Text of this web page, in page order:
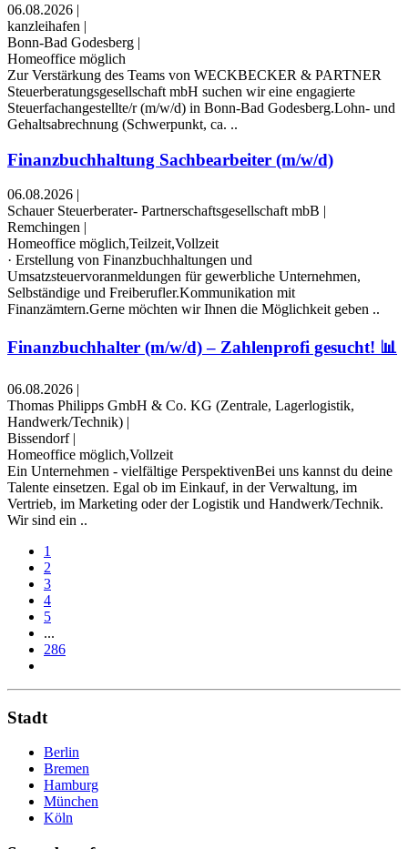
06.08.2026 |
kanzleihafen |
Bonn-Bad Godesberg |
Homeoffice möglich
Zur Verstärkung des Teams von WECKBECKER & PARTNER
Steuerberatungsgesellschaft mbH suchen wir eine engagierte
Steuerfachangestellte/r (m/w/d) in Bonn-Bad Godesberg.Lohn- und
Gehaltsabrechnung (Schwerpunkt, ca. ..
Finanzbuchhaltung Sachbearbeiter (m/w/d)
06.08.2026 |
Schauer Steuerberater- Partnerschaftsgesellschaft mbB |
Remchingen |
Homeoffice möglich,Teilzeit,Vollzeit
· Erstellung von Finanzbuchhaltungen und
Umsatzsteuervoranmeldungen für gewerbliche Unternehmen,
Selbständige und Freiberufler.Kommunikation mit
Finanzämtern.Gerne möchten wir Ihnen die Möglichkeit geben ..
Finanzbuchhalter (m/w/d) – Zahlenprofi gesucht! 📊
06.08.2026 |
Thomas Philipps GmbH & Co. KG (Zentrale, Lagerlogistik,
Handwerk/Technik) |
Bissendorf |
Homeoffice möglich,Vollzeit
Ein Unternehmen - vielfältige PerspektivenBei uns kannst du deine
Talente einsetzen. Egal ob im Einkauf, in der Verwaltung, im
Vertrieb, im Marketing oder der Logistik und Handwerk/Technik.
Wir sind ein ..
1
2
3
4
5
...
286
Stadt
Berlin
Bremen
Hamburg
München
Köln